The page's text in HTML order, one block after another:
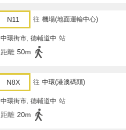
N11 往 機場(地面運輸中心)
中環街市, 德輔道中 站
距離 50m
N8X 往 中環(港澳碼頭)
中環街市, 德輔道中 站
距離 20m